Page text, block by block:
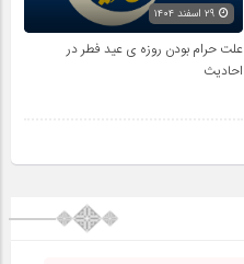
علت حرام بودن روزه ی عید فطر در
احادیث